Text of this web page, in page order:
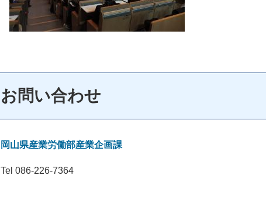
お問い合わせ
岡山県産業労働部産業企画課
Tel 086-226-7364